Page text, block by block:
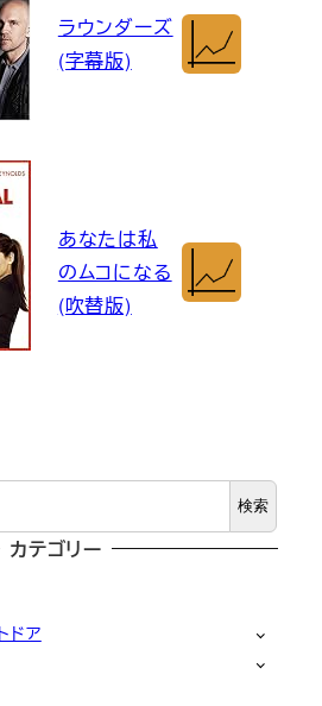
ラウンダーズ
(字幕版)
あなたは私
のムコになる
(吹替版)
検索
カテゴリー
ドア